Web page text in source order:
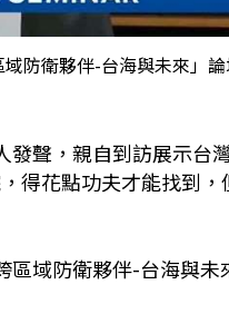
防衛夥伴-台海與未來」
聲，親自到訪展示台
得花點功夫才能找到
域防衛夥伴-台海與未